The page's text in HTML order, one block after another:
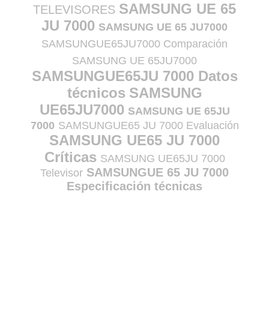
TELEVISORES SAMSUNG UE 65
JU 7000 SAMSUNG UE 65 JU7000
SAMSUNGUE65JU7000 Comparación
SAMSUNG UE 65JU7000
SAMSUNGUE65JU 7000 Datos
técnicos SAMSUNG
UE65JU7000 SAMSUNG UE 65JU
7000 SAMSUNGUE65 JU 7000 Evaluación
SAMSUNG UE65 JU 7000
Críticas SAMSUNG UE65JU 7000
Televisor SAMSUNGUE 65 JU 7000
Especificación técnicas